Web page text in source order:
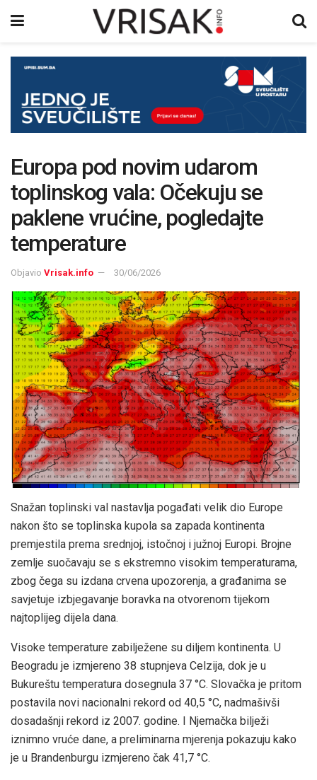
Europa pod novim udarom
toplinskog vala: Očekuju se
paklene vrućine, pogledajte
temperature
Objavio Vrisak.info 30/06/2026
Snažan toplinski val nastavlja pogađati velik dio Europe
nakon što se toplinska kupola sa zapada kontinenta
premjestila prema srednjoj, istočnoj i južnoj Europi. Brojne
zemlje suočavaju se s ekstremno visokim temperaturama,
zbog čega su izdana crvena upozorenja, a građanima se
savjetuje izbjegavanje boravka na otvorenom tijekom
najtoplijeg dijela dana.
Visoke temperature zabilježene su diljem kontinenta. U
Beogradu je izmjereno 38 stupnjeva Celzija, dok je u
Bukureštu temperatura dosegnula 37 °C. Slovačka je pritom
postavila novi nacionalni rekord od 40,5 °C, nadmašivši
dosadašnji rekord iz 2007. godine. I Njemačka bilježi
iznimno vruće dane, a preliminarna mjerenja pokazuju kako
je u Brandenburgu izmjereno čak 41,7 °C.